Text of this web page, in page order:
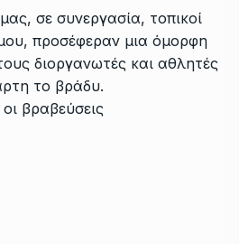
σε συνεργασία, τοπικοί
προσέφεραν μια όμορφη
διοργανωτές και αθλητές
το βράδυ.
βραβεύσεις